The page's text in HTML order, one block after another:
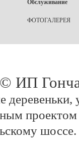
Обслуживание
ФОТОГАЛЕРЕЯ
ИП
деревеньки,
шоссе.